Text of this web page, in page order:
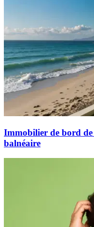
Immobilier de bord de
balnéaire